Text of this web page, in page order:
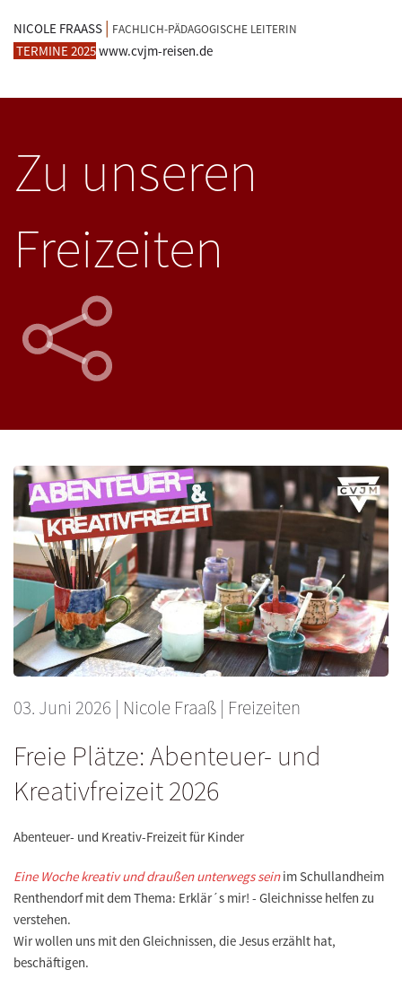
NICOLE FRAASS | FACHLICH-PÄDAGOGISCHE LEITERIN
TERMINE 2025www.cvjm-reisen.de
Zu unseren
Freizeiten
03. Juni 2026 | Nicole Fraaß | Freizeiten
Freie Plätze: Abenteuer- und
Kreativfreizeit 2026
Abenteuer- und Kreativ-Freizeit für Kinder
Eine Woche kreativ und draußen unterwegs seinim Schullandheim
Renthendorf mit dem Thema: Erklär´s mir! - Gleichnisse helfen zu
verstehen.
Wir wollen uns mit den Gleichnissen, die Jesus erzählt hat,
beschäftigen.